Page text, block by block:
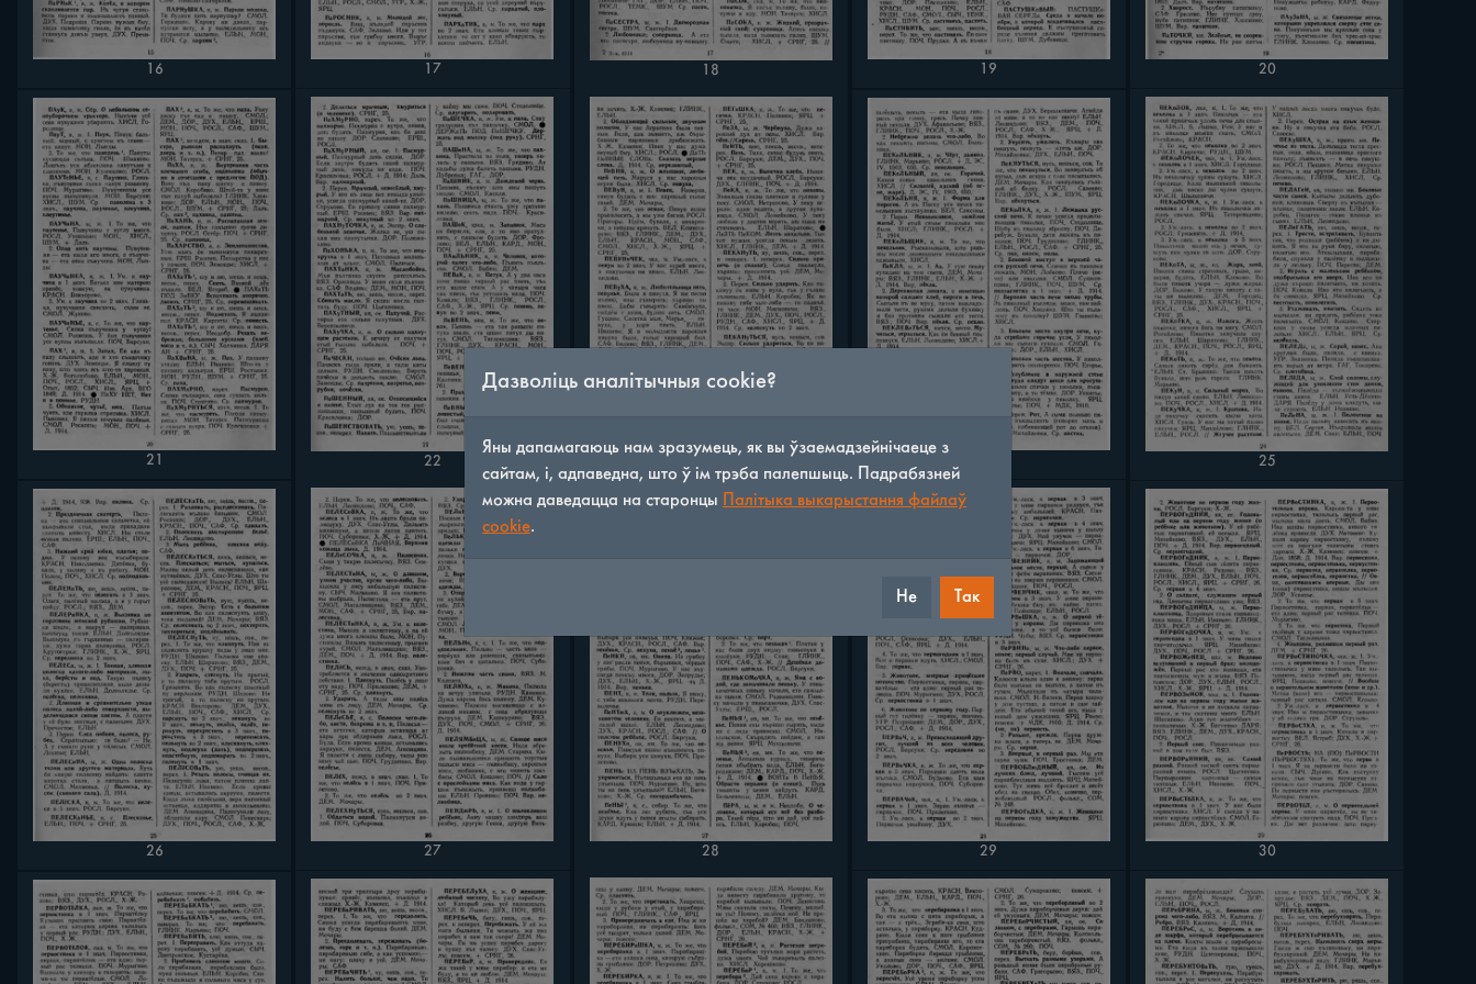
16 17 18 19 20
21 22 25
26 27 28 29 30
Дазволіць аналітычныя cookie?
Яны дапамагаюць нам зразумець, як вы ўзаемадзейнічаеце з
сайтам, і, адпаведна, што ў ім трэба палепшыць. Падрабязней
можна даведацца на старонцы
Палітыка выкарыстання файлаў
cookie.
Не Так